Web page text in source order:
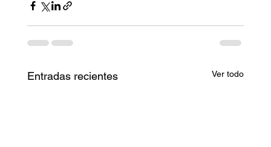
Entradas recientes Ver todo